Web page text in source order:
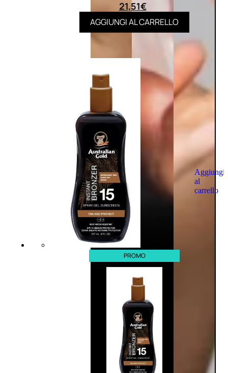
Aggiungi
al
carrello
21,51€
AGGIUNGI AL CARRELLO
PROMO